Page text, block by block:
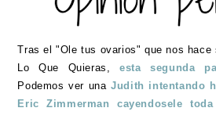
Tras el "Ole tus ovarios" que nos
Lo Que Quieras,esta segunda
Podemos ver unaJudith intentando
Eric Zimmerman cayendosele